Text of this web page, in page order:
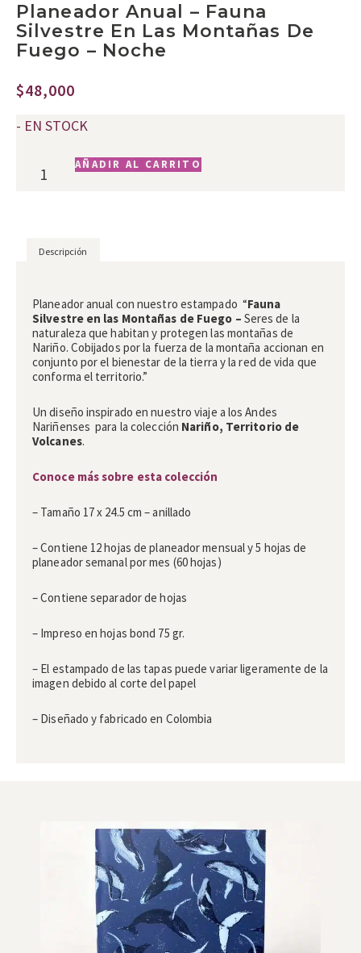
Planeador Anual – Fauna
Silvestre En Las Montañas De
Fuego – Noche
$48,000
- EN STOCK
AÑADIR AL CARRITO
Descripción
Planeador anual con nuestro estampado “Fauna
Silvestre en las Montañas de Fuego – Seres de la
naturaleza que habitan y protegen las montañas de
Nariño. Cobijados por la fuerza de la montaña accionan en
conjunto por el bienestar de la tierra y la red de vida que
conforma el territorio.”
Un diseño inspirado en nuestro viaje a los Andes
Nariñenses para la colección Nariño, Territorio de
Volcanes.
Conoce más sobre esta colección
– Tamaño 17 x 24.5 cm – anillado
– Contiene 12 hojas de planeador mensual y 5 hojas de
planeador semanal por mes (60 hojas)
– Contiene separador de hojas
– Impreso en hojas bond 75 gr.
– El estampado de las tapas puede variar ligeramente de la
imagen debido al corte del papel
– Diseñado y fabricado en Colombia